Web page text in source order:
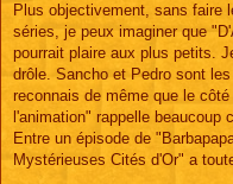
Plus objectivement, sans faire
séries, je peux imaginer que
pourrait plaire aux plus petits.
drôle. Sancho et Pedro sont
reconnais de même que le
l'animation" rappelle
Entre un épisode de
Mystérieuses Cités d'Or" a